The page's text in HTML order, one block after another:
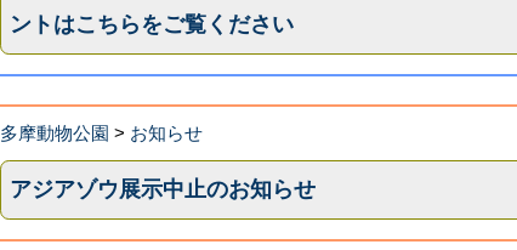
ントはこちらをご覧ください
多摩動物公園 > お知らせ
アジアゾウ展示中止のお知らせ